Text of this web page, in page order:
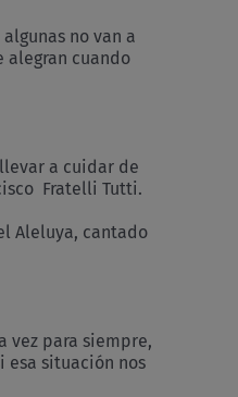
no van a
alegran cuando
a cuidar de
Fratelli Tutti.
Aleluya, cantado
vez para siempre,
esa situación nos